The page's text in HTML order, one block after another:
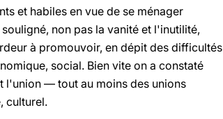
et habiles en vue de se ménager
non pas la vanité et l'inutilité,
à promouvoir, en dépit des difficultés
social. Bien vite on a constaté
l'union — tout au moins des unions
culturel.